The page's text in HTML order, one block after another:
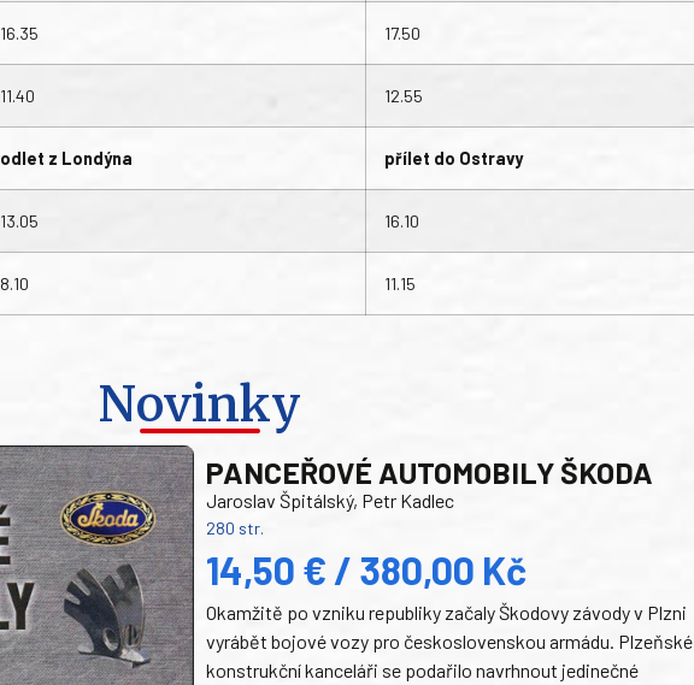
16.35 17.50
11.40 12.55
odlet z Londýna přílet do Ostravy
13.05 16.10
8.10 11.15
Novinky
PANCEŘOVÉ AUTOMOBILY ŠKODA
Jaroslav Špitálský, Petr Kadlec
280 str.
14,50 € / 380,00 Kč
Okamžitě po vzniku republiky začaly Škodovy závody v Plzni
vyrábět bojové vozy pro československou armádu. Plzeňské
konstrukční kanceláři se podařilo navrhnout jedinečné